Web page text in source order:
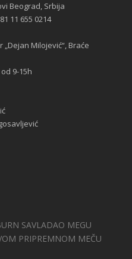
Beograd, Srbija
11 655 0214
Milojević“, Braće
9-15h
SAVLADAO MEGU
PRIPREMNOM MEČU